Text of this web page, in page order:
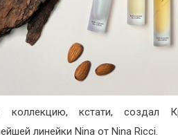
коллекцию, кстати, создал
линейки Nina от Nina Ricci.